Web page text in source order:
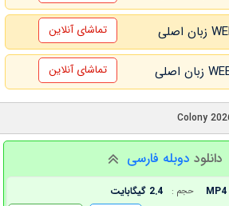
تماشای آنلاین
تماشای آنلاین
دانلود دوبله فارسی
MP4 حجم : 2.4 گیگابایت